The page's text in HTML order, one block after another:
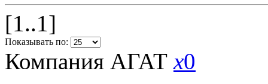
[1..1]
Показывать по:
Компания АГАТx0